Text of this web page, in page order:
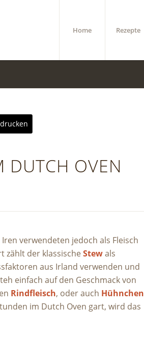
Home Rezepte
DUTCH OVEN
verwendeten jedoch als Fleisch
zählt der klassischeStewals
aus Irland verwenden und
einfach auf den Geschmack von
Rindfleisch, oder auch Hühnchen
im Dutch Oven gart, wird das